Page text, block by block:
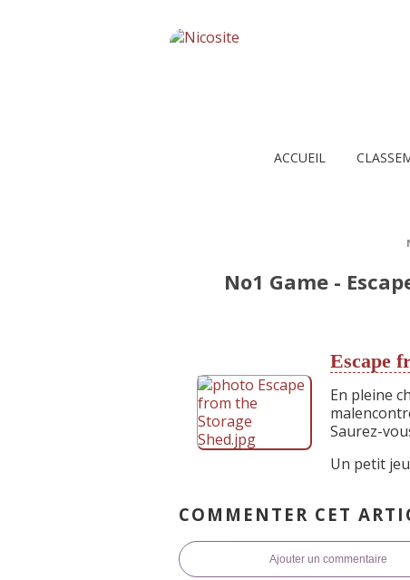
ACCUEIL
No1 Game -
Escape
En pleine
Saurez-
Un petit
COMMENTER CET
Ajouter un commentaire